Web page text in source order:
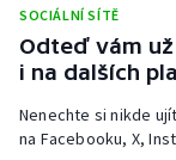
SOCIÁLNÍ SÍTĚ
Odteď vám
i na dalších
Nenechte si nikde
na Facebooku, X,